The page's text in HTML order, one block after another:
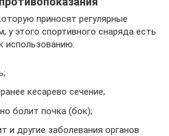
приносят регулярные
у этого спортивного снаряда есть
использованию:
кесарево сечение;
болит почка (бок);
и другие заболевания органов